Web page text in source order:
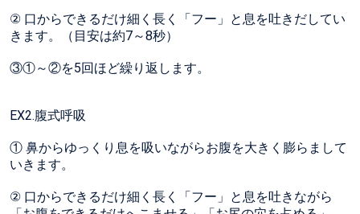
② 口からできるだけ細く長く「フー」と息を吐きだしてい
きます。（目安は約7～8秒）
③①～②を5回ほど繰り返します。
EX2.腹式呼吸
① 鼻からゆっくり息を吸いながらお腹を大きく膨らまして
いきます。
② 口からできるだけ細く長く「フー」と息を吐きながら